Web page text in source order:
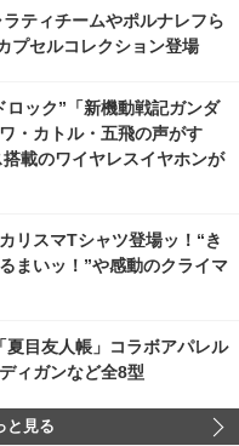
ティチームやポルナレフら
プセルコレクション登場
ロック”「新機動戦記ガンダ
・カトル・五飛の声がす
載のワイヤレスイヤホンが
リスマTシャツ登場ッ！“き
まいッ！”や感動のクライマ
夏目友人帳」コラボアパレル
ィガンなど全8型
と見る